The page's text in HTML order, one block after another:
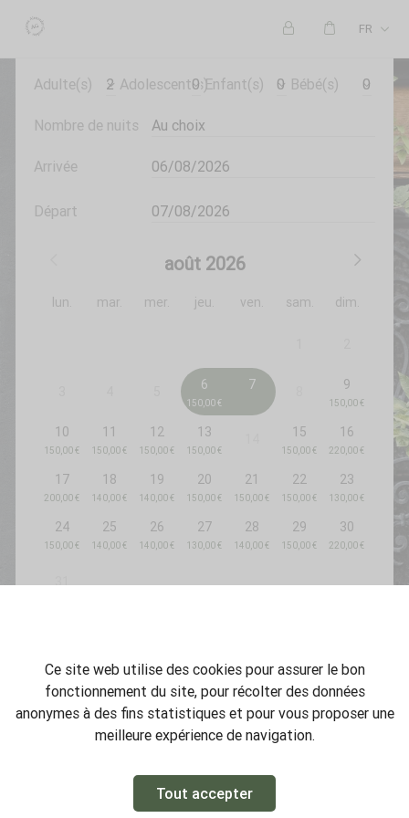
Ce site web utilise des cookies pour assurer le bon
fonctionnement du site, pour récolter des données
anonymes à des fins statistiques et pour vous proposer une
meilleure expérience de navigation.
Tout accepter
FR
Nombre de nuits
Arrivée
Départ
août 2026
lun. mar. mer. jeu. ven. sam. dim.
6 7 9
10 11 12 13 15 16
17 18 19 20 21 22 23
24 25 26 27 28 29 30
Adulte(s) Adolescent(s)Enfant(s) Bébé(s)